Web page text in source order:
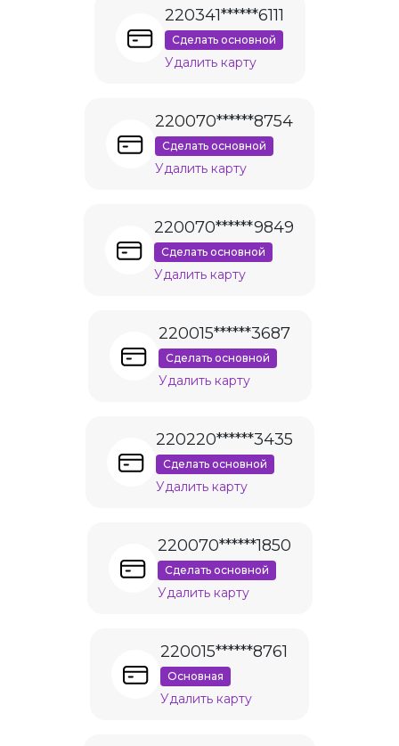
220341******6111
Сделать основной
Удалить карту
220070******8754
Сделать основной
Удалить карту
220070******9849
Сделать основной
Удалить карту
220015******3687
Сделать основной
Удалить карту
220220******3435
Сделать основной
Удалить карту
220070******1850
Сделать основной
Удалить карту
220015******8761
Основная
Удалить карту